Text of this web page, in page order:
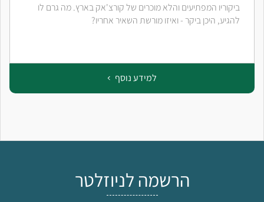
ביקוריו המפתיעים והלא מוכרים של קורצ'אק בארץ. מה גרם לו
להגיע, היכן ביקר - ואיזו מורשת השאיר אחריו?
למידע נוסף
הרשמה לניוזלטר